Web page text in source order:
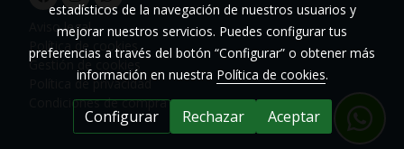
Aviso legal
Política de cookies
Gestión de cookies
Política de privacidad
Condiciones de compra
estadísticos de la navegación de nuestros usuarios y
mejorar nuestros servicios. Puedes configurar tus
preferencias a través del botón “Configurar” o obtener más
información en nuestra Política de cookies.
Configurar Rechazar Aceptar